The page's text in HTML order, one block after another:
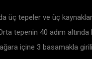
üç tepeler ve üç
tepenin 40 adım
içine 3 basamakla